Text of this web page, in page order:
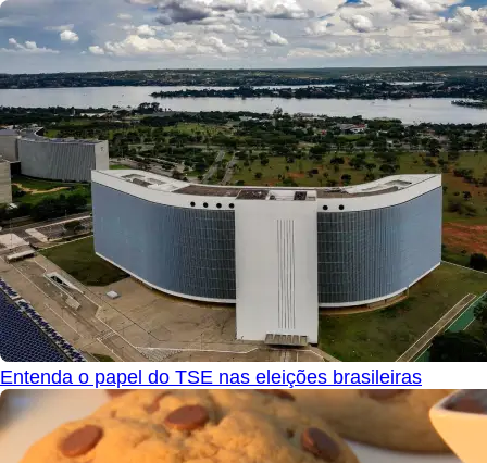
Entenda o papel do TSE nas eleições brasileiras